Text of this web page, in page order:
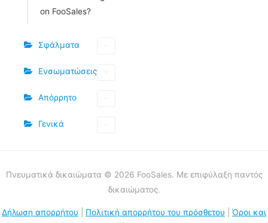
on FooSales?
Σφάλματα
Ενσωματώσεις
Απόρρητο
Γενικά
Πνευματικά δικαιώματα © 2026 FooSales. Με επιφύλαξη παντός
δικαιώματος.
Δήλωση απορρήτου Πολιτική απορρήτου του πρόσθετου
Όροι και